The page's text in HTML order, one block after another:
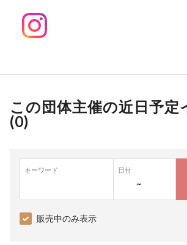
この団体主催の近日予定
(0)
キーワード 日付
~
販売中のみ表示